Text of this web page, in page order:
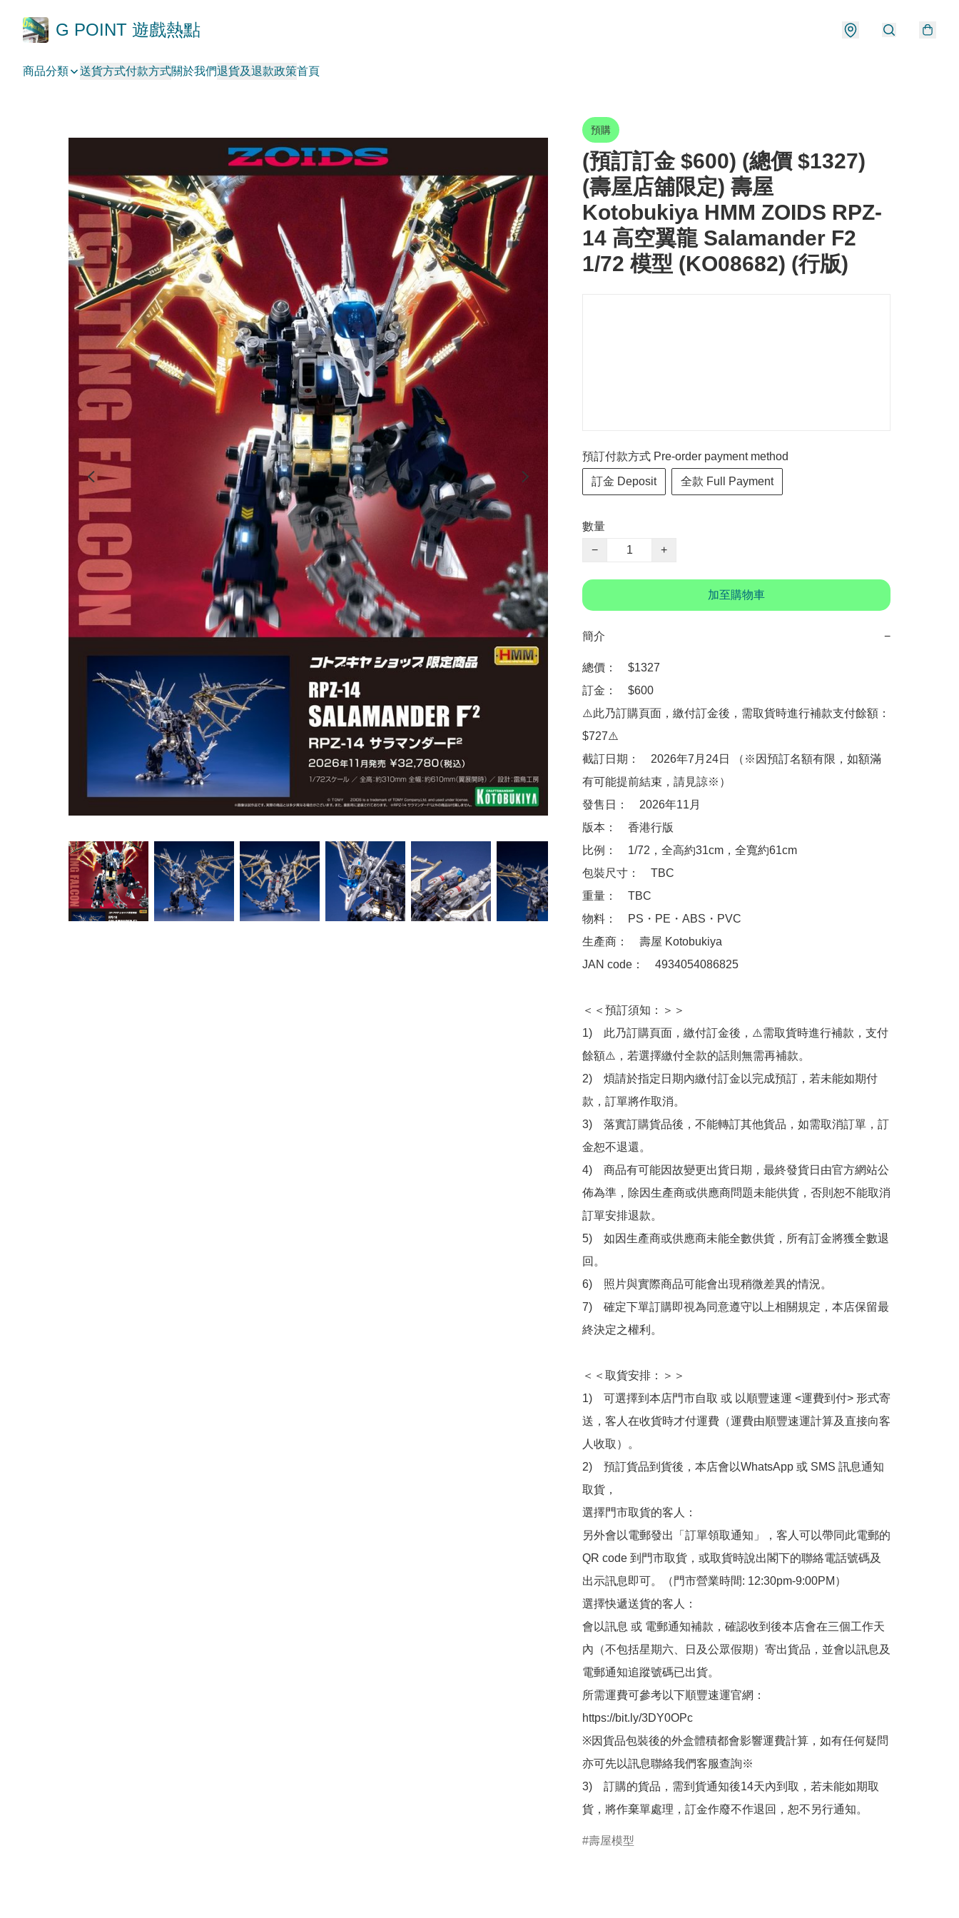
G POINT 遊戲熱點
商品分類 送貨方式付款方式關於我們退貨及退款政策首頁
預購
(預訂訂金 $600) (總價 $1327)
(壽屋店舖限定) 壽屋
Kotobukiya HMM ZOIDS RPZ-
14 高空翼龍 Salamander F2
1/72 模型 (KO08682) (行版)
預訂付款方式 Pre-order payment method
訂金 Deposit 全款 Full Payment
數量
−
+
加至購物車
簡介 −
總價：　$1327
訂金：　$600
⚠️此乃訂購頁面，繳付訂金後，需取貨時進行補款支付餘額：
$727⚠️
截訂日期：　2026年7月24日 （※因預訂名額有限，如額滿
有可能提前結束，請見諒※）
發售日：　2026年11月
版本：　香港行版
比例：　1/72，全高約31cm，全寬約61cm
包裝尺寸：　TBC
重量：　TBC
物料：　PS・PE・ABS・PVC
生產商：　壽屋 Kotobukiya
JAN code：　4934054086825
＜＜預訂須知：＞＞
1)　此乃訂購頁面，繳付訂金後，⚠️需取貨時進行補款，支付
餘額⚠️，若選擇繳付全款的話則無需再補款。
2)　煩請於指定日期內繳付訂金以完成預訂，若未能如期付
款，訂單將作取消。
3)　落實訂購貨品後，不能轉訂其他貨品，如需取消訂單，訂
金恕不退還。
4)　商品有可能因故變更出貨日期，最終發貨日由官方網站公
佈為準，除因生產商或供應商問題未能供貨，否則恕不能取消
訂單安排退款。
5)　如因生產商或供應商未能全數供貨，所有訂金將獲全數退
回。
6)　照片與實際商品可能會出現稍微差異的情況。
7)　確定下單訂購即視為同意遵守以上相關規定，本店保留最
終決定之權利。
＜＜取貨安排：＞＞
1)　可選擇到本店門市自取 或 以順豐速運 <運費到付> 形式寄
送，客人在收貨時才付運費（運費由順豐速運計算及直接向客
人收取）。
2)　預訂貨品到貨後，本店會以WhatsApp 或 SMS 訊息通知
取貨，
選擇門市取貨的客人：
另外會以電郵發出「訂單領取通知」，客人可以帶同此電郵的
QR code 到門市取貨，或取貨時說出閣下的聯絡電話號碼及
出示訊息即可。（門市營業時間: 12:30pm-9:00PM）
選擇快遞送貨的客人：
會以訊息 或 電郵通知補款，確認收到後本店會在三個工作天
內（不包括星期六、日及公眾假期）寄出貨品，並會以訊息及
電郵通知追蹤號碼已出貨。
所需運費可參考以下順豐速運官網：
https://bit.ly/3DY0OPc
※因貨品包裝後的外盒體積都會影響運費計算，如有任何疑問
亦可先以訊息聯絡我們客服查詢※
3)　訂購的貨品，需到貨通知後14天內到取，若未能如期取
貨，將作棄單處理，訂金作廢不作退回，恕不另行通知。
壽屋模型